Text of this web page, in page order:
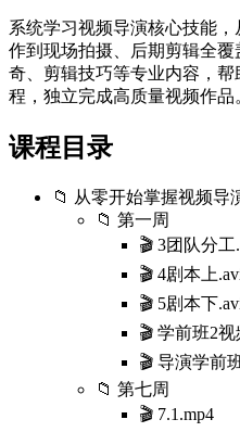
系统学习视频导演核心技能
作到现场拍摄、后期剪辑全
奇、剪辑技巧等专业内容，
程，独立完成高质量视频作品
课程目录
📁 从零开始掌握视频导
📁 第一周
🎬 3团队分工
🎬 4剧本上
🎬 5剧本下
🎬 学前班2
🎬 导演学前
📁 第七周
🎬 7.1.mp4